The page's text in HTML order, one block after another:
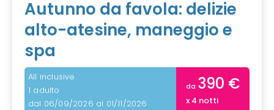
Autunno da favola: delizie
alto-atesine, maneggio e
spa
All inclusive
1 adulto
dal 06/09/2026 al 01/11/2026
da 390 €
x 4 notti